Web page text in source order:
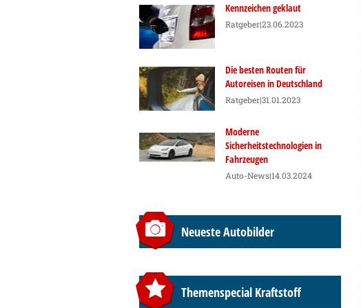
Kennzeichen geklaut
Ratgeber|23.06.2023
Die besten Routen für
Autoreisen in Deutschland
Ratgeber|31.01.2023
Moderne
Sicherheitstechnologien in
Fahrzeugen
Auto-News|14.03.2024
Neueste Autobilder
Themenspecial Kraftstoff